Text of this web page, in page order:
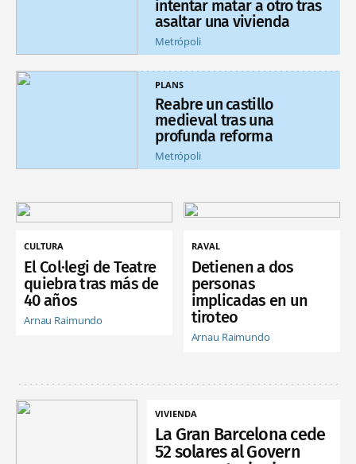
intentar matar a otro tras
asaltar una vivienda
Metrópoli
PLANS
Reabre un castillo
medieval tras una
profunda reforma
Metrópoli
CULTURA
El Col·legi de Teatre
quiebra tras más de
40 años
Arnau Raimundo
RAVAL
Detienen a dos
personas
implicadas en un
tiroteo
Arnau Raimundo
VIVIENDA
La Gran Barcelona cede
52 solares al Govern